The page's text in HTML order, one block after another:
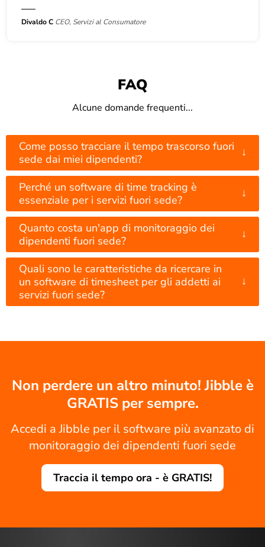
Divaldo C CEO, Servizi al Consumatore
FAQ
Alcune domande frequenti...
Come posso tracciare il tempo trascorso fuori
sede dai miei dipendenti?
↓
Perché un software di time tracking è
essenziale per i servizi fuori sede?
↓
Quanto costa un'app di monitoraggio dei
dipendenti fuori sede?
↓
Quali sono le caratteristiche da ricercare in
un software di timesheet per gli addetti ai
servizi fuori sede?
↓
Non perdere un altro minuto! Jibble è
GRATIS per sempre.
Accedi a Jibble per il software più avanzato di
monitoraggio dei dipendenti fuori sede
Traccia il tempo ora - è GRATIS!